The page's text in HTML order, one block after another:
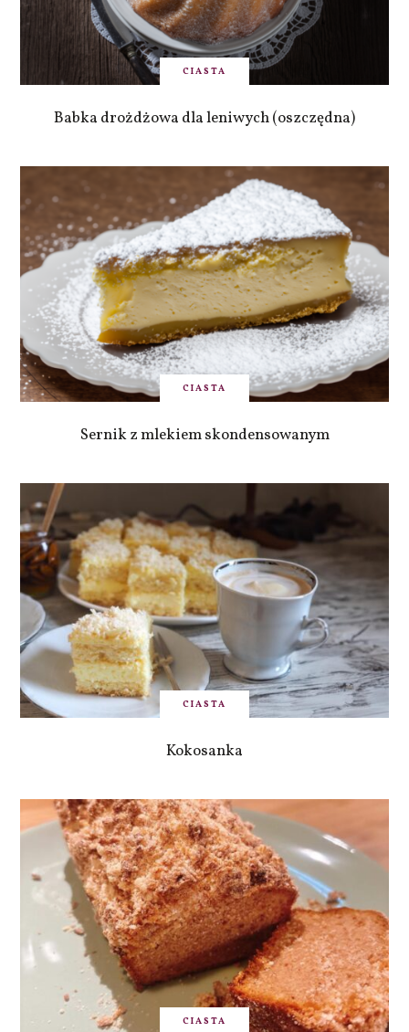
CIASTA
Babka drożdżowa dla leniwych (oszczędna)
CIASTA
Sernik z mlekiem skondensowanym
CIASTA
Kokosanka
CIASTA